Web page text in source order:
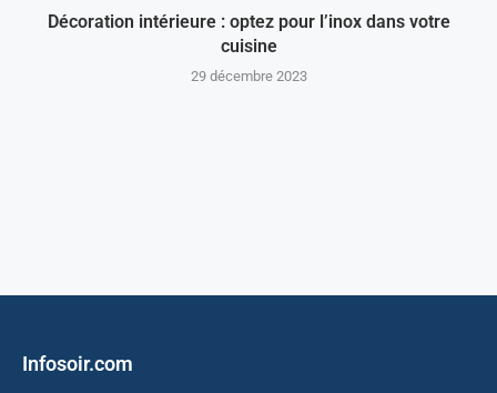
Décoration intérieure : optez pour l’inox dans votre
cuisine
29 décembre 2023
Infosoir.com